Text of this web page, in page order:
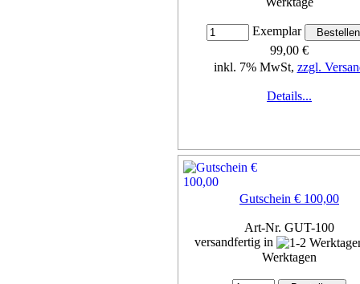
Exemplar
99,00 €
inkl. 7% MwSt, zzgl.
Details...
Gutschein € 100,00
Art-Nr. GUT-100
versandfertig in
Werktagen